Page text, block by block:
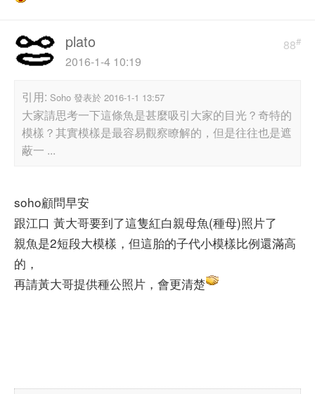
88#
plato
2016-1-4 10:19
引用: Soho 發表於 2016-1-1 13:57
大家請思考一下這條魚是甚麼吸引大家的目光？奇特的
模樣？其實模樣是最容易觀察瞭解的，但是往往也是遮
蔽一 ...
soho顧問早安
跟江口 黃大哥要到了這隻紅白親母魚(種母)照片了
親魚是2短段大模樣，但這胎的子代小模樣比例還滿高
的，
再請黃大哥提供種公照片，會更清楚